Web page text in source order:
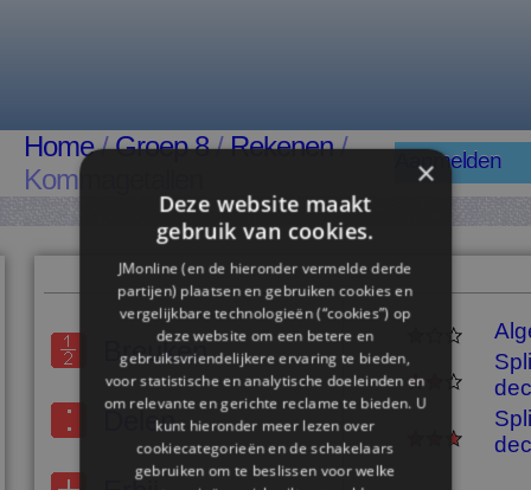
Home/Groep 8/Rekenen/
Kommagetallen
Aanmelden
Breuken
Delen
×
Deze website maakt
gebruik van cookies.
JMonline (en de hieronder vermelde derde
partijen) plaatsen en gebruiken cookies en
vergelijkbare technologieën (“cookies”) op
deze website om een ​​betere en
gebruiksvriendelijkere ervaring te bieden,
voor statistische en analytische doeleinden en
om relevante en gerichte reclame te bieden. U
kunt hieronder meer lezen over
cookiecategorieën en de schakelaars
gebruiken om te beslissen voor welke